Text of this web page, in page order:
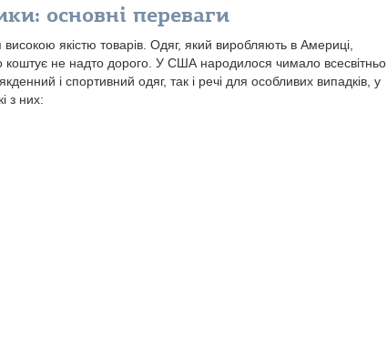
основні переваги
якістю товарів. Одяг, який виробляють в Америці,
коштує не надто дорого. У США народилося чимало всесвітньо
і спортивний одяг, так і речі для особливих випадків, у
з них: